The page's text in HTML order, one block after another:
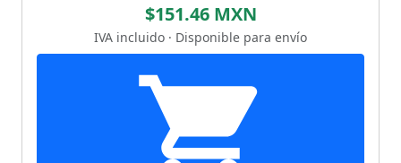
$151.46 MXN
IVA incluido · Disponible para envío